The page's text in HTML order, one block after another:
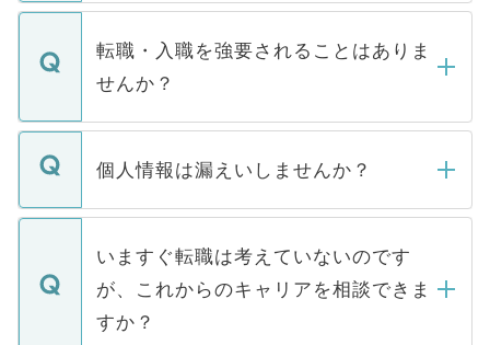
ます。通常、5営業日以内にはご連絡をせて
いただきますので、しばらくお待ちくださ
い。
マイナビDOCTORで取り扱っている求人の
うち約3割は、Webサイトからご覧いただ
けない「非公開求人」です。非公開求人は
下記の理由によって、一般には公開してい
ません。
■応募殺到を避けるため 人気のある医療機
関を公にしてしまうと、応募が殺到する場
に、医療機関が求める条件に合った人材の
みを人材紹介会社に依頼するケースが増え
ています。
転職・入職を強要されることはありま
せんか？
転職・入職を強要することは一切ありませ
ん。また、仮に応募先から内定をいただい
定を承諾する必要はありません。内定先へ
の辞退の連絡はキャリアパートナーが行い
ますので、ご安心ください。
個人情報は漏えいしませんか？
個人情報が漏えいすることはありませんの
で、ご安心ください。当サイトからの登録
などで収集したご登録者様の個人情報は、
ご本人のキャリアアップおよび転職活動の
支援を目的に使用いたします。お預かりし
いますぐ転職は考えていないのです
が、これからのキャリアを相談できま
すか？